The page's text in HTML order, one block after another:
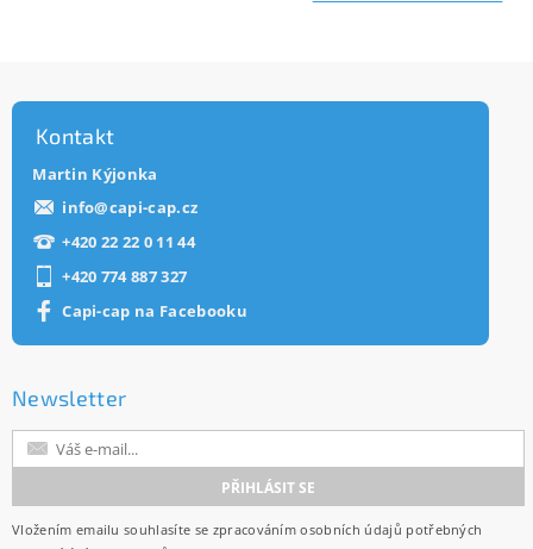
Kontakt
Martin Kýjonka
info@capi-cap.cz
+420 22 22 0 11 44
+420 774 887 327
Capi-cap na Facebooku
Newsletter
Vložením emailu souhlasíte se zpracováním osobních údajů potřebných